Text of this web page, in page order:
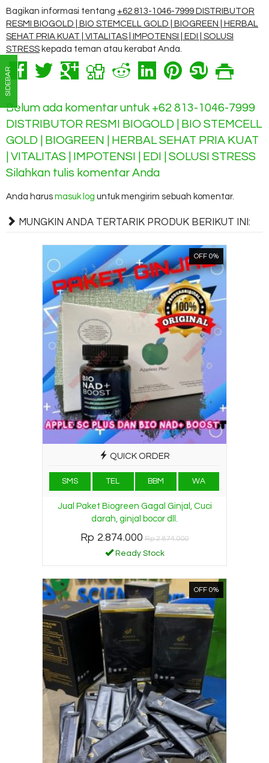
Bagikan informasi tentang +62 813-1046-7999 DISTRIBUTOR
RESMI BIOGOLD | BIO STEMCELL GOLD | BIOGREEN | HERBAL
SEHAT PRIA KUAT | VITALITAS | IMPOTENSI | EDI | SOLUSI
STRESS kepada teman atau kerabat Anda.
Belum ada komentar untuk +62 813-1046-7999
DISTRIBUTOR RESMI BIOGOLD | BIO STEMCELL
GOLD | BIOGREEN | HERBAL SEHAT PRIA KUAT
| VITALITAS | IMPOTENSI | EDI | SOLUSI STRESS
Silahkan tulis komentar Anda
Anda harus masuk log untuk mengirim sebuah komentar.
MUNGKIN ANDA TERTARIK PRODUK BERIKUT INI:
OFF 0%
QUICK ORDER
SMS TEL BBM WA
Jual Paket Biogreen Gagal Ginjal, Cuci
darah, ginjal bocor dll.
Rp 2.874.000 Rp 2.874.000
Ready Stock
OFF 0%
SIDEBAR